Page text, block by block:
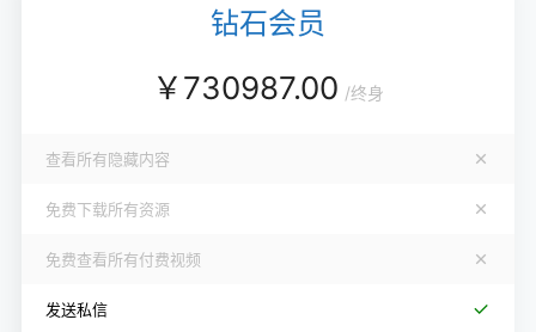
钻石会员
￥730987.00 /终身
查看所有隐藏内容
免费下载所有资源
免费查看所有付费视频
发送私信